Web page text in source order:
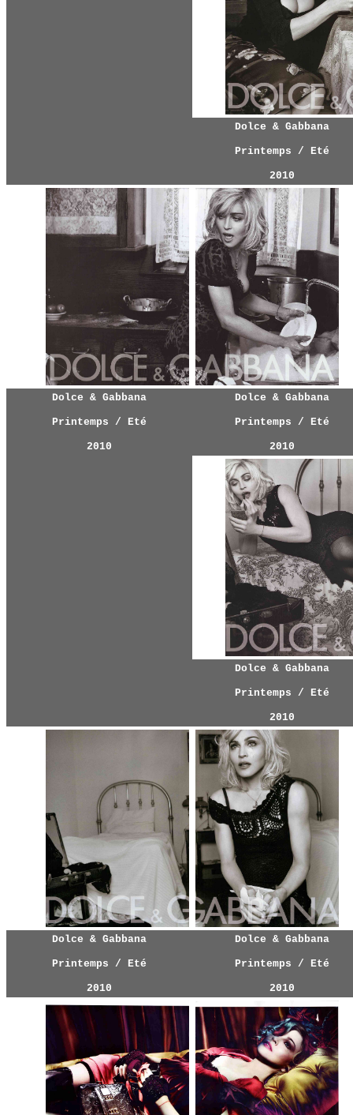
Dolce & Gabbana
Printemps / Eté
2010
Dolce & Gabbana
Printemps / Eté
2010
Dolce & Gabbana
Printemps / Eté
2010
Dolce & Gabbana
Printemps / Eté
2010
Dolce & Gabbana
Printemps / Eté
2010
Dolce & Gabbana
Printemps / Eté
2010